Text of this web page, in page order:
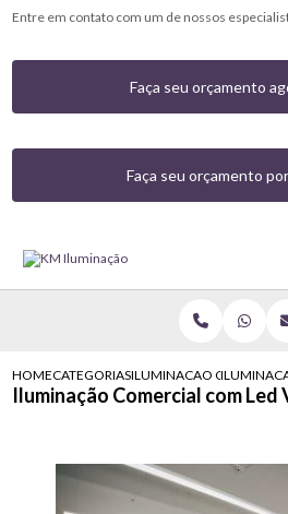
Entre em contato com um de nossos
Faça seu orçamento
Faça seu orçamento
HOMECATEGORIASILUMINACAO
Iluminação Comercial com